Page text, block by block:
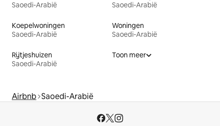
Saoedi-Arabië
Saoedi-Arabië
Koepelwoningen
Saoedi-Arabië
Woningen
Saoedi-Arabië
Rijtjeshuizen
Saoedi-Arabië
Toon meer
Airbnb Saoedi-Arabië